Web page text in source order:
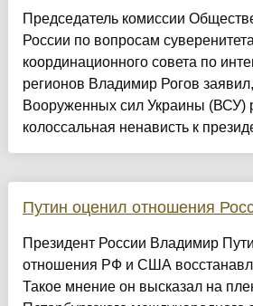
Председатель комиссии
России по вопросам
координационного совета по
регионов Владимир Рогов
Вооруженных сил Украины (ВСУ)
колоссальная ненависть к
Путин оценил отношения
Президент России Владимир
отношения РФ и США
Такое мнение он высказал на